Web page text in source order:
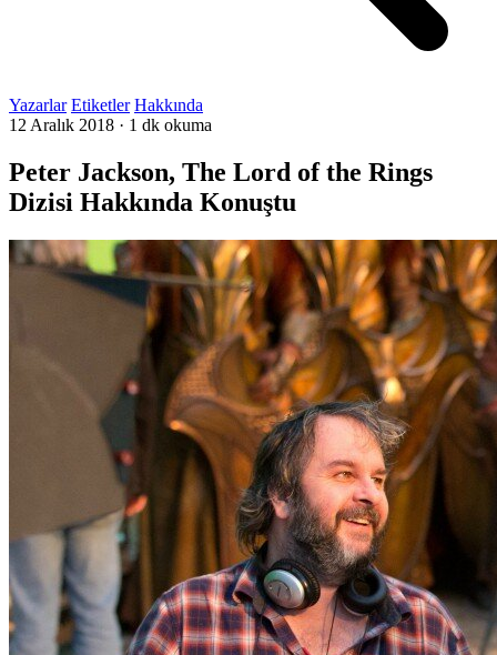
Yazarlar Etiketler Hakkında
12 Aralık 2018 · 1 dk okuma
Peter Jackson, The Lord of the Rings
Dizisi Hakkında Konuştu